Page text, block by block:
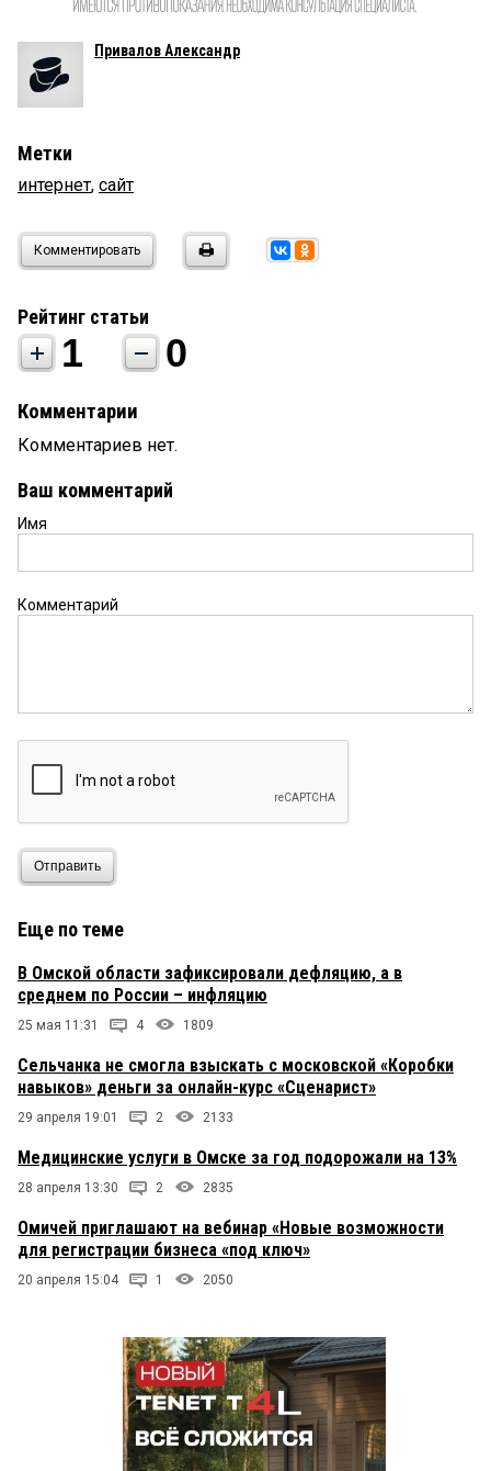
Привалов Александр
Метки
интернет, сайт
Комментировать
Рейтинг статьи
1 0
Комментарии
Комментариев нет.
Ваш комментарий
Имя
Комментарий
Отправить
Еще по теме
В Омской области зафиксировали дефляцию, а в
среднем по России – инфляцию
25 мая 11:31 4 1809
Сельчанка не смогла взыскать с московской «Коробки
навыков» деньги за онлайн-курс «Сценарист»
29 апреля 19:01 2 2133
Медицинские услуги в Омске за год подорожали на 13%
28 апреля 13:30 2 2835
Омичей приглашают на вебинар «Новые возможности
для регистрации бизнеса «под ключ»
20 апреля 15:04 1 2050